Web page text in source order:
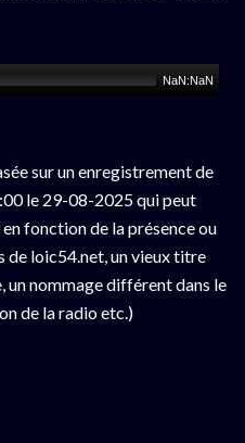
NaN:NaN
sur un enregistrement de
le 29-08-2025 qui peut
fonction de la présence ou
de loic54.net, un vieux titre
un nommage différent dans le
de la radio etc.)